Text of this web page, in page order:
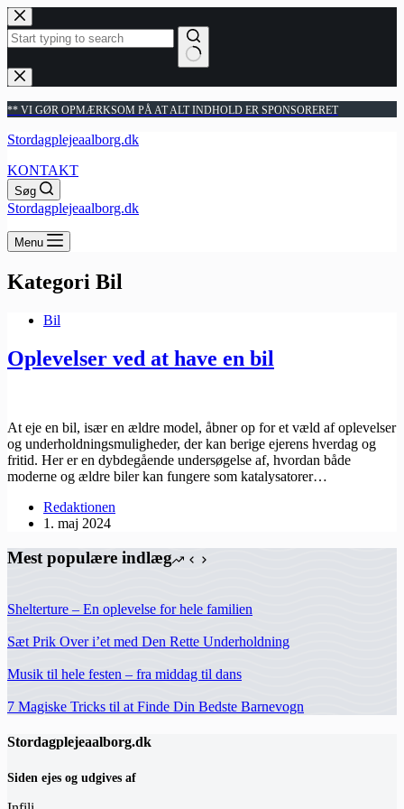
Fortsæt
til
indhold
Ingen
resultater
** VI GØR OPMÆRKSOM PÅ AT ALT INDHOLD ER SPONSORERET
Stordagplejeaalborg.dk
KONTAKT
Søg
Stordagplejeaalborg.dk
Menu
Kategori Bil
Bil
Oplevelser ved at have en bil
At eje en bil, især en ældre model, åbner op for et væld af oplevelser
og underholdningsmuligheder, der kan berige ejerens hverdag og
fritid. Her er en dybdegående undersøgelse af, hvordan både
moderne og ældre biler kan fungere som katalysatorer…
Redaktionen
1. maj 2024
Mest populære indlæg
Shelterture – En oplevelse for hele familien
Sæt Prik Over i’et med Den Rette Underholdning
Musik til hele festen – fra middag til dans
7 Magiske Tricks til at Finde Din Bedste Barnevogn
Stordagplejeaalborg.dk
Siden ejes og udgives af